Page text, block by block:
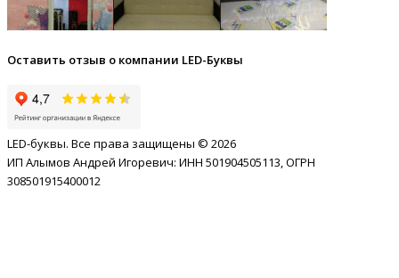
Оставить отзыв о компании LED-Буквы
LED-буквы. Все права защищены © 2026
ИП Алымов Андрей Игоревич: ИНН 501904505113, ОГРН
308501915400012